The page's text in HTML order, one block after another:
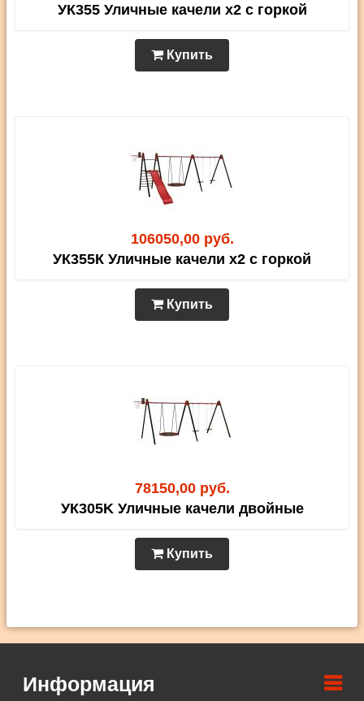
УК355 Уличные качели х2 с горкой
Купить
106050,00 руб.
УК355К Уличные качели х2 с горкой
Купить
78150,00 руб.
УК305K Уличные качели двойные
Купить
Информация